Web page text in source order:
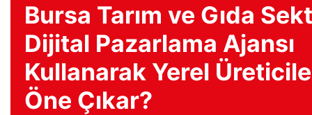
Bursa Tarım ve Gıda
Dijital Pazarlama Ajansı
Kullanarak Yerel
Öne Çıkar?